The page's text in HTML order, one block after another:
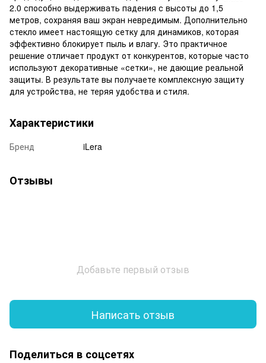
2.0 способно выдерживать падения с высоты до 1,5
метров, сохраняя ваш экран невредимым. Дополнительно
стекло имеет настоящую сетку для динамиков, которая
эффективно блокирует пыль и влагу. Это практичное
решение отличает продукт от конкурентов, которые часто
используют декоративные «сетки», не дающие реальной
защиты. В результате вы получаете комплексную защиту
для устройства, не теряя удобства и стиля.
Характеристики
Бренд iLera
Отзывы
Добавьте первый отзыв
Написать отзыв
Поделиться в соцсетях